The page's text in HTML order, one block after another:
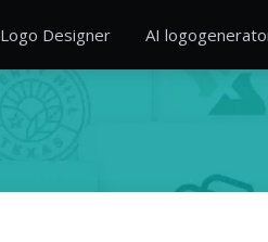
Logo Designer AI